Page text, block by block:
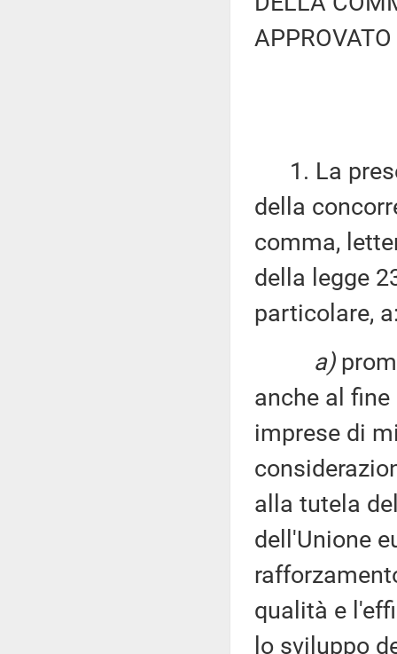
1. La
della
comma,
della legge
particolare,
a)
anche al
imprese di
alla tutela
dell'Unione
qualità e
lo sviluppo